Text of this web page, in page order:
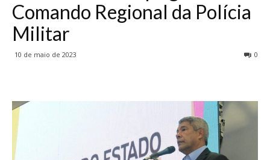
Comando Regional da Polícia
Militar
10 de maio de 2023 0